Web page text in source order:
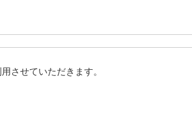
させていただきます。